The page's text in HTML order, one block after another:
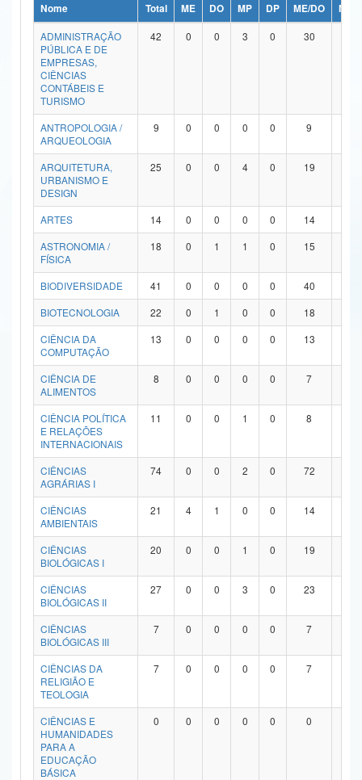
Ministério da Ciência, Tecnologia, Inovações e Comunicações
Ministério do Meio Ambiente
Ministério do Turismo
Ministério do Desenvolvimento Regional
Controladoria-Geral da União
Ministério da Mulher, da Família e dos Direitos Humanos
Secretaria de Governo
Advocacia-Geral da União
Banco Central do Brasil
Nome Total ME DO MP DP ME/DO
MP/
ADMINISTRAÇÃO
PÚBLICA E DE
EMPRESAS,
CIÊNCIAS
CONTÁBEIS E
TURISMO
42 0 0 3 0 30
ANTROPOLOGIA /
ARQUEOLOGIA
9 0 0 0 0 9
ARQUITETURA,
URBANISMO E
DESIGN
25 0 0 4 0 19
ARTES 14 0 0 0 0 14
ASTRONOMIA /
FÍSICA
18 0 1 1 0 15
BIODIVERSIDADE 41 0 0 0 0 40
BIOTECNOLOGIA
22 0 1 0 0 18
CIÊNCIA DA
COMPUTAÇÃO
13 0 0 0 0 13
CIÊNCIA DE
ALIMENTOS
8 0 0 0 0 7
CIÊNCIA POLÍTICA
E RELAÇÕES
INTERNACIONAIS
11 0 0 1 0 8
CIÊNCIAS
AGRÁRIAS I
74 0 0 2 0 72
CIÊNCIAS
AMBIENTAIS
21 4 1 0 0 14
CIÊNCIAS
BIOLÓGICAS I
20 0 0 1 0 19
CIÊNCIAS
BIOLÓGICAS II
27 0 0 3 0 23
CIÊNCIAS
BIOLÓGICAS III
7 0 0 0 0 7
CIÊNCIAS DA
RELIGIÃO E
TEOLOGIA
7 0 0 0 0 7
CIÊNCIAS E
HUMANIDADES
PARA A
EDUCAÇÃO
BÁSICA
0 0 0 0 0 0